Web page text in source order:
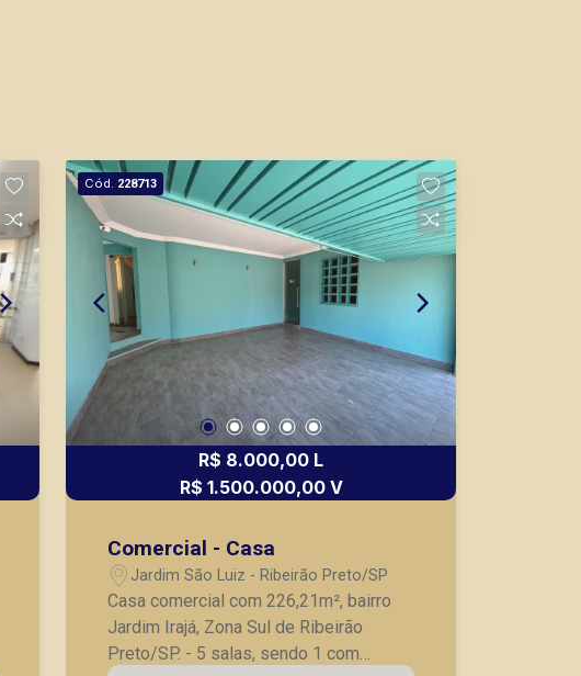
Cód. 228713
R$ 8.000,00 L
R$ 1.500.000,00 V
Comercial - Casa
Jardim São Luiz - Ribeirão Preto/SP
Casa comercial com 226,21m², bairro
Jardim Irajá, Zona Sul de Ribeirão
Preto/SP. - 5 salas, sendo 1 com